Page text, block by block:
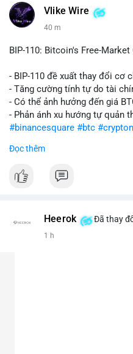
📰 Nguồn: CoinDesk
Vlike Wire
40 m
BIP-110: Bitcoin's Free-
- BIP-110 đề xuất thay đổi cơ
- Tăng cường tính tự do tài
- Có thể ảnh hưởng đến giá
- Phản ánh xu hướng tự quản
#binancesquare #btc
$btc
#vlikevn #titanbot
Đọc thêm
Heerok Đã thay
1 h